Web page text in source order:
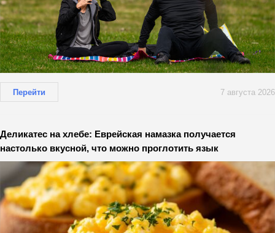
Перейти 7 августа 2026
Деликатес на хлебе: Еврейская намазка получается
настолько вкусной, что можно проглотить язык